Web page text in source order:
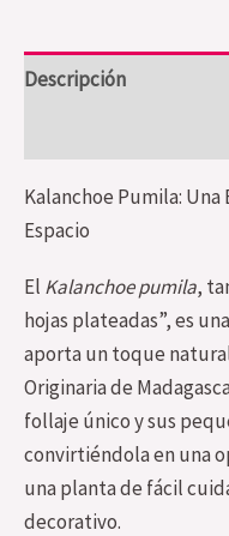
Descripción
Kalanchoe Pumila:
Espacio
El Kalanchoe pumila,
hojas plateadas”, es
aporta un toque
Originaria de
follaje único y sus
convirtiéndola en una
una planta de fácil
decorativo.